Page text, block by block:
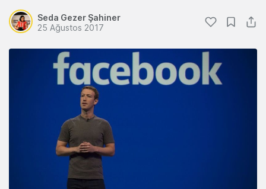
Seda Gezer Şahiner
25 Ağustos 2017